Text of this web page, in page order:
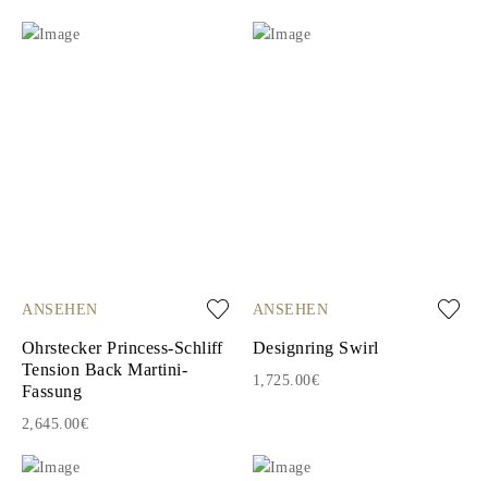
ANSEHEN
Ohrstecker Princess-Schliff
Tension Back Martini-
Fassung
2,645.00€
ANSEHEN
Designring Swirl
1,725.00€